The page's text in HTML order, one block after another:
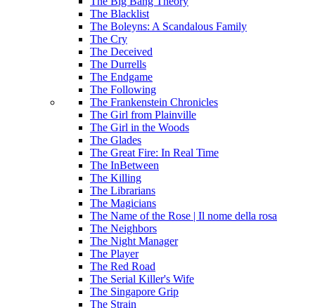
The Blacklist
The Boleyns: A Scandalous Family
The Cry
The Deceived
The Durrells
The Endgame
The Following
The Frankenstein Chronicles
The Girl from Plainville
The Girl in the Woods
The Glades
The Great Fire: In Real Time
The InBetween
The Killing
The Librarians
The Magicians
The Name of the Rose | Il nome della rosa
The Neighbors
The Night Manager
The Player
The Red Road
The Serial Killer's Wife
The Singapore Grip
The Strain